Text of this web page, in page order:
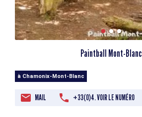
Paintball Mont-Blanc
à Chamonix-Mont-Blanc
MAIL +33(0)4. VOIR LE NUMÉRO